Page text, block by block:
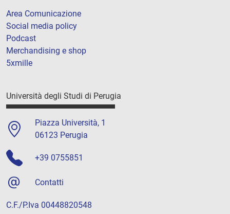
Area Comunicazione
Social media policy
Podcast
Merchandising e shop
5xmille
Università degli Studi di Perugia
Piazza Università, 1
06123 Perugia
+39 0755851
Contatti
C.F./P.Iva 00448820548